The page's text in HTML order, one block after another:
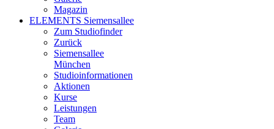
Magazin
ELEMENTS Siemensallee
Zum Studiofinder
Zurück
Siemens­allee
München
Studioinformationen
Aktionen
Kurse
Leistungen
Team